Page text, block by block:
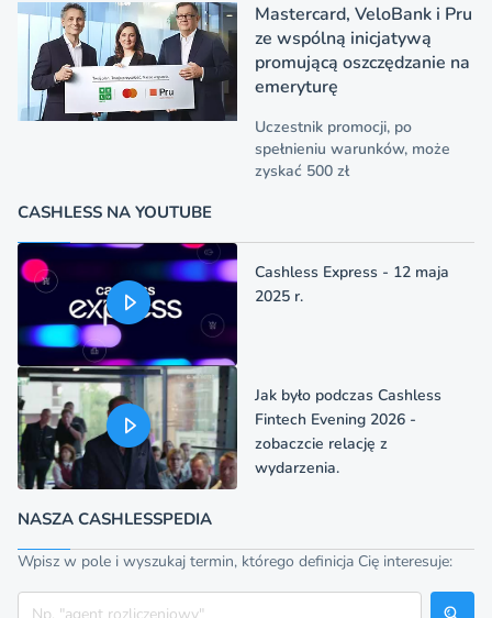
Mastercard, VeloBank i Pru
ze wspólną inicjatywą
promującą oszczędzanie na
emeryturę
Uczestnik promocji, po
spełnieniu warunków, może
zyskać 500 zł
CASHLESS NA YOUTUBE
Cashless Express - 12 maja
2025 r.
Jak było podczas Cashless
Fintech Evening 2026 -
zobaczcie relację z
wydarzenia.
NASZA CASHLESSPEDIA
Wpisz w pole i wyszukaj termin, którego definicja Cię interesuje:
Szukaj